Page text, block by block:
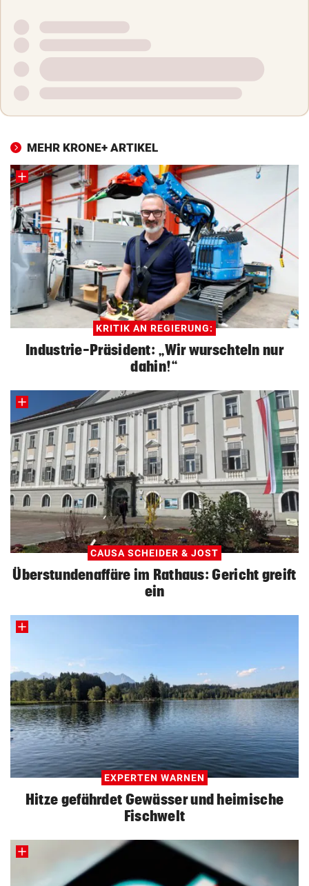
MEHR KRONE+ ARTIKEL
KRITIK AN REGIERUNG:
Industrie-Präsident: „Wir wurschteln nur
dahin!“
CAUSA SCHEIDER & JOST
Überstundenaffäre im Rathaus: Gericht greift
ein
EXPERTEN WARNEN
Hitze gefährdet Gewässer und heimische
Fischwelt